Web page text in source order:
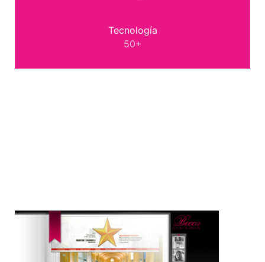
Tecnología
50+